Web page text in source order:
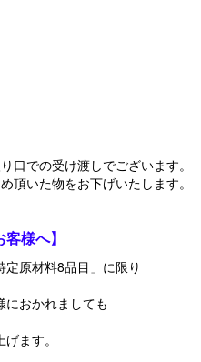
口での受け渡しでございます。
頂いた物をお下げいたします。
様へ】
原材料8品目」に限り
おかれましても
ます。